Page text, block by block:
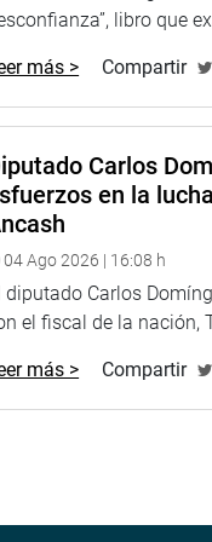
libro que
más > Compartir
Carlos
en la
04 Ago 2026 | 16:08 h
diputado Carlos
el fiscal de la nación,
más > Compartir